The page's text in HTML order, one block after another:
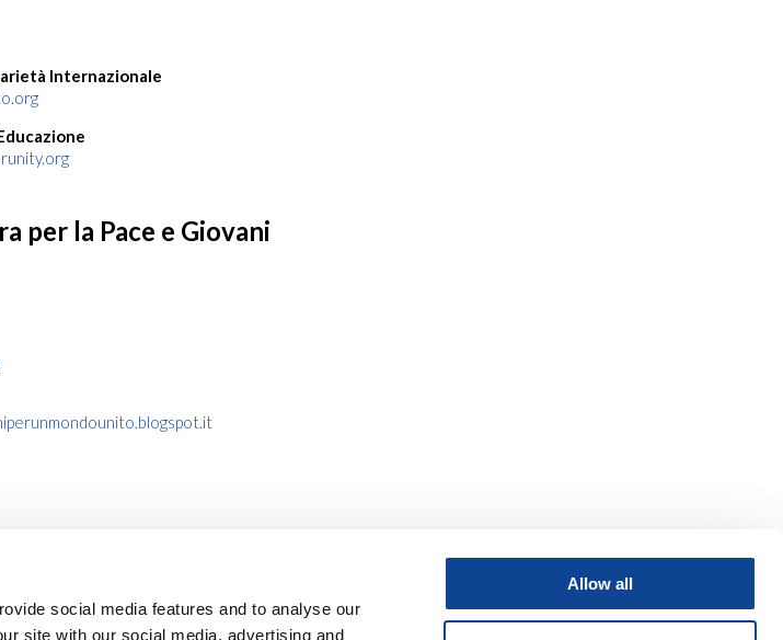
social media features and to analyse our
site with our social media, advertising and
Allow all
Internazionale
per la Pace e Giovani